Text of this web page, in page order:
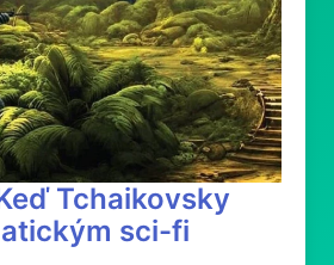
Tchaikovsky
sci-fi